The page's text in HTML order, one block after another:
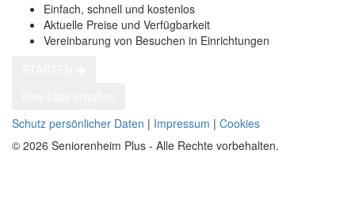
Einfach, schnell und kostenlos
Aktuelle Preise und Verfügbarkeit
Vereinbarung von Besuchen in Einrichtungen
Schutz persönlicher Daten | Impressum | Cookies
© 2026 Seniorenheim Plus - Alle Rechte vorbehalten.